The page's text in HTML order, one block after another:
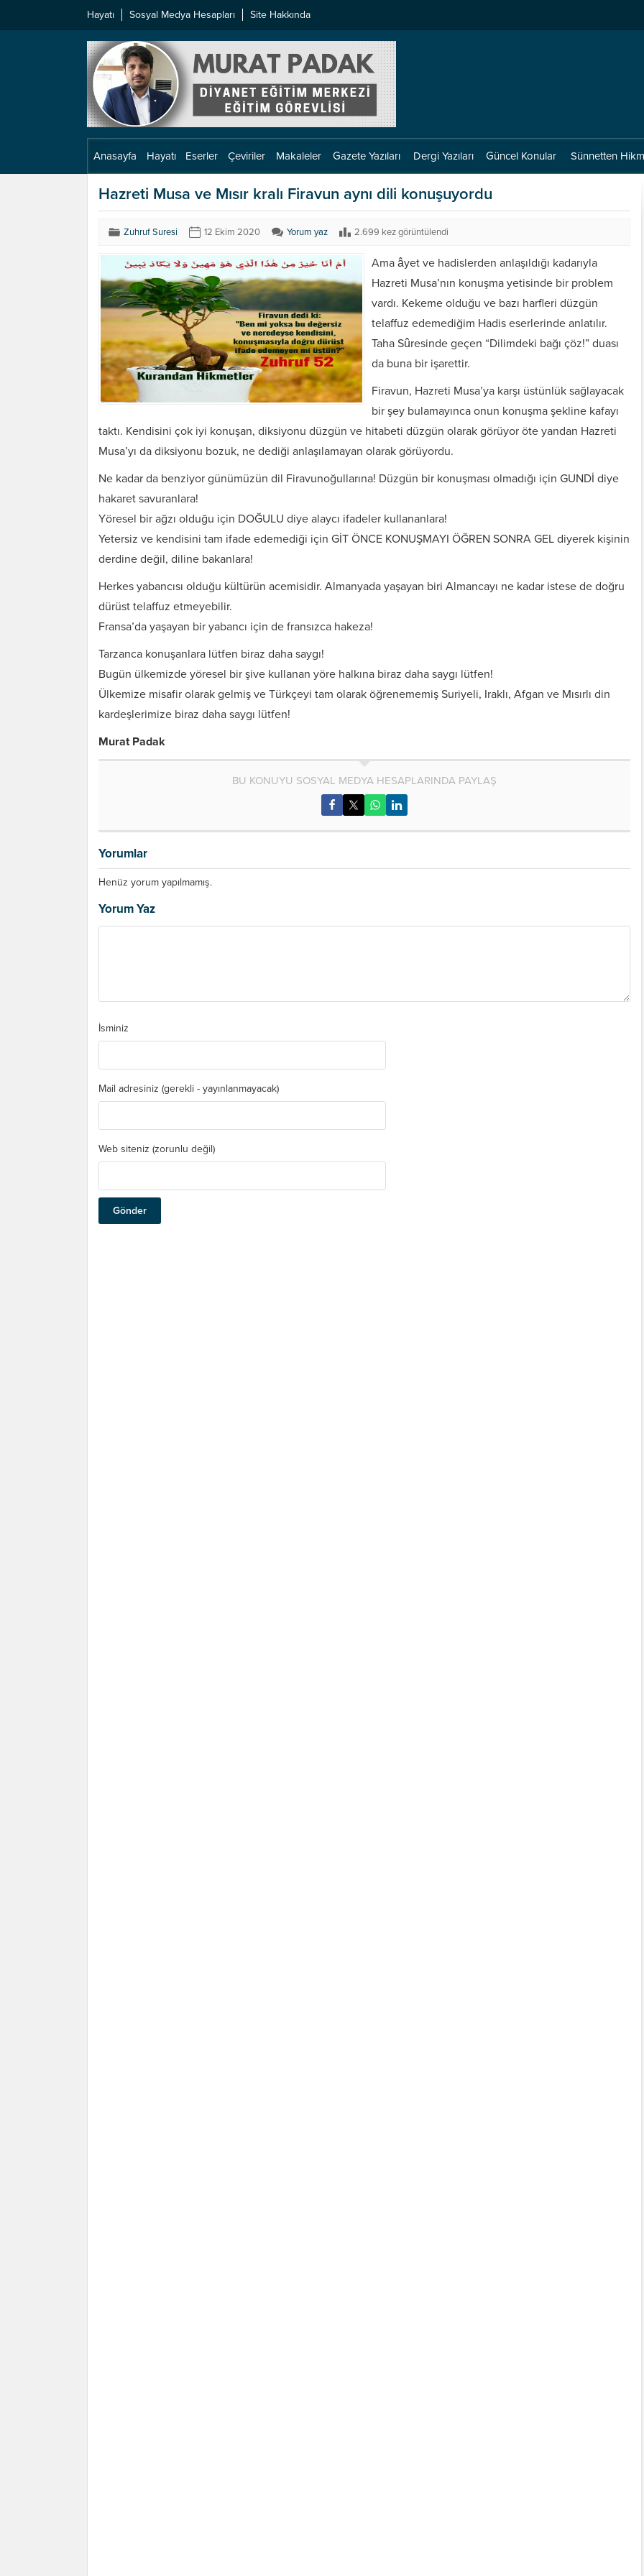
Hayatı Sosyal Medya Hesapları Site Hakkında
Anasayfa Hayatı Eserler Çeviriler Makaleler Gazete Yazıları Dergi Yazıları Güncel Konular Sünnetten
Hazreti Musa ve Mısır kralı Firavun aynı dili konuşuyordu
Zuhruf Suresi 12 Ekim 2020 Yorum yaz 2.699 kez görüntülendi
Ama âyet ve hadislerden anlaşıldığı kadarıyla
Hazreti Musa’nın konuşma yetisinde bir problem
vardı. Kekeme olduğu ve bazı harfleri düzgün
telaffuz edemediğim Hadis eserlerinde anlatılır.
Taha Sûresinde geçen “Dilimdeki bağı çöz!” duası
da buna bir işarettir.
Firavun, Hazreti Musa’ya karşı üstünlük sağlayacak
bir şey bulamayınca onun konuşma şekline kafayı
taktı. Kendisini çok iyi konuşan, diksiyonu düzgün ve hitabeti düzgün olarak görüyor öte yandan Hazreti
Musa’yı da diksiyonu bozuk, ne dediği anlaşılamayan olarak görüyordu.
Ne kadar da benziyor günümüzün dil Firavunoğullarına! Düzgün bir konuşması olmadığı için GUNDİ diye
hakaret savuranlara!
Yöresel bir ağzı olduğu için DOĞULU diye alaycı ifadeler kullananlara!
Yetersiz ve kendisini tam ifade edemediği için GİT ÖNCE KONUŞMAYI ÖĞREN SONRA GEL diyerek kişinin
derdine değil, diline bakanlara!
Herkes yabancısı olduğu kültürün acemisidir. Almanyada yaşayan biri Almancayı ne kadar istese de doğru
dürüst telaffuz etmeyebilir.
Fransa’da yaşayan bir yabancı için de fransızca hakeza!
Tarzanca konuşanlara lütfen biraz daha saygı!
Bugün ülkemizde yöresel bir şive kullanan yöre halkına biraz daha saygı lütfen!
Ülkemize misafir olarak gelmiş ve Türkçeyi tam olarak öğrenememiş Suriyeli, Iraklı, Afgan ve Mısırlı din
kardeşlerimize biraz daha saygı lütfen!
Murat Padak
BU KONUYU SOSYAL MEDYA HESAPLARINDA PAYLAŞ
Yorumlar
Henüz yorum yapılmamış.
Yorum Yaz
İsminiz
Mail adresiniz (gerekli - yayınlanmayacak)
Web siteniz (zorunlu değil)